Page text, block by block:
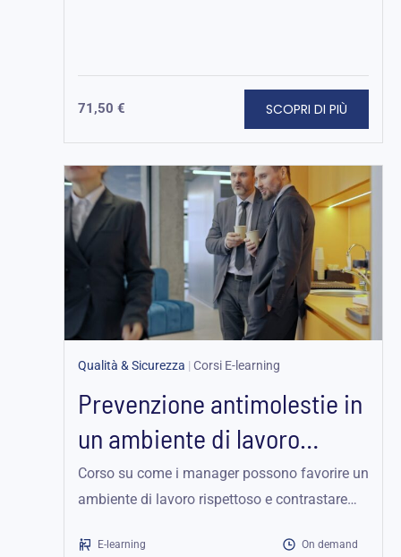
71,50 € SCOPRI DI PIÙ
Qualità & Sicurezza | Corsi E-learning
Prevenzione antimolestie in
un ambiente di lavoro
globale – Edizione...
Corso su come i manager possono favorire un
ambiente di lavoro rispettoso e contrastare
E-learning
On demand